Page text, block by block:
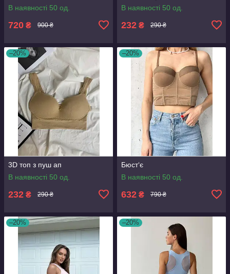
В наявності 50 од.
720 ₴ 900 ₴
В наявності 50 од.
232 ₴ 290 ₴
–20%
3D топ з пуш ап
В наявності 50 од.
232 ₴ 290 ₴
–20%
Бюст‘є
В наявності 50 од.
632 ₴ 790 ₴
–20% –20%